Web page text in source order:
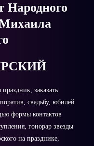
заказать
свадьбу, юбилей
формы контактов
гонорар звезды
на празднике,